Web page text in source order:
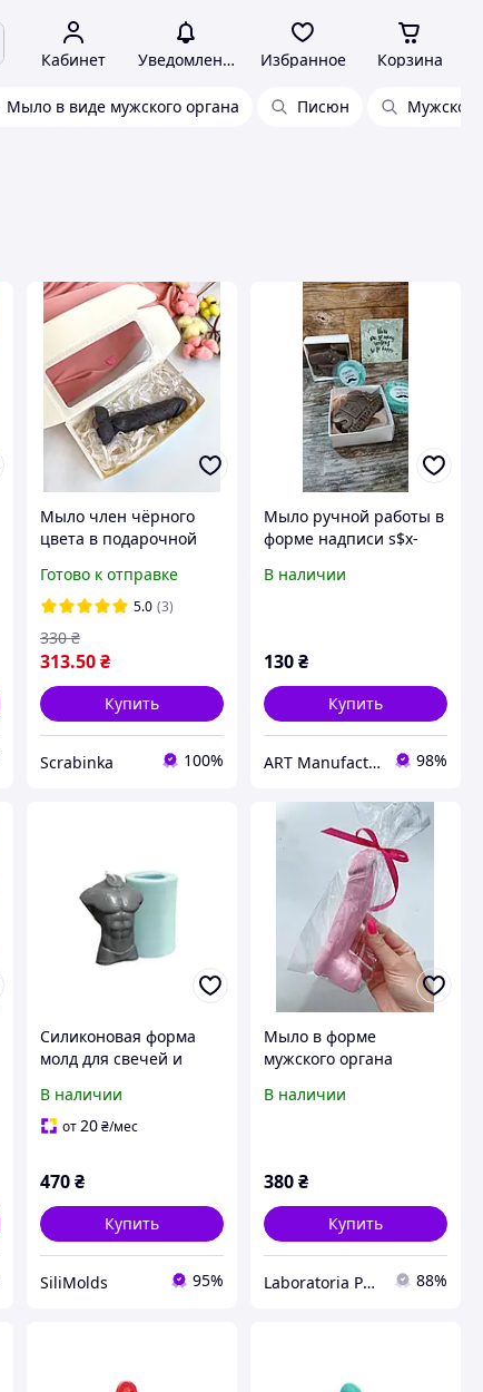
Кабинет Уведомления Избранное Корзина
Мыло в виде мужского органа Писюн Мужское
Мыло член чёрного
цвета в подарочной
Готово к отправке
5.0 (3)
313.50 ₴
330 ₴
Купить
Scrabinka 100%
Мыло ручной работы в
форме надписи s$x-
В наличии
130₴
Купить
ART Manufactura 98%
Силиконовая форма
молд для свечей и
трусах
В наличии
от20 ₴/мес
470 ₴
Купить
SiliMolds 95%
Мыло в форме
мужского органа
В наличии
380₴
Купить
Laboratoria Podarynkiv 88%